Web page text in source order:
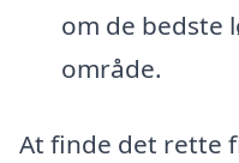
om de bedste
område.
At finde det rette